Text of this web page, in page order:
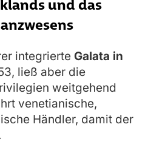
integrierte Galata in
ließ aber die
weitgehend
venetianische,
Händler, damit der